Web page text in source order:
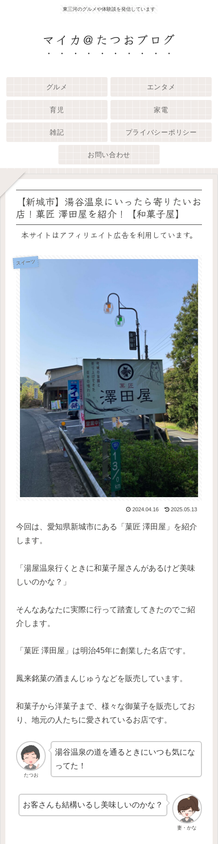
東三河のグルメや体験談を発信しています
マイカ＠たつおブログ
グルメ エンタメ
育児 家電
雑記 プライバシーポリシー
お問い合わせ
【新城市】湯谷温泉にいったら寄りたいお
店！菓匠 澤田屋を紹介！【和菓子屋】
本サイトはアフィリエイト広告を利用しています。
スイーツ
2024.04.16 2025.05.13
今回は、愛知県新城市にある「菓匠 澤田屋」を紹介
します。
「湯屋温泉行くときに和菓子屋さんがあるけど美味
しいのかな？」
そんなあなたに実際に行って踏査してきたのでご紹
介します。
「菓匠 澤田屋」は明治45年に創業した名店です。
鳳来銘菓の酒まんじゅうなどを販売しています。
和菓子から洋菓子まで、様々な御菓子を販売してお
り、地元の人たちに愛されているお店です。
たつお
湯谷温泉の道を通るときにいつも気にな
ってた！
妻・かな
お客さんも結構いるし美味しいのかな？